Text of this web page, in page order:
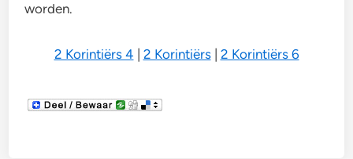
worden.
2 Korintiërs 4 2 Korintiërs| 2 Korintiërs 6